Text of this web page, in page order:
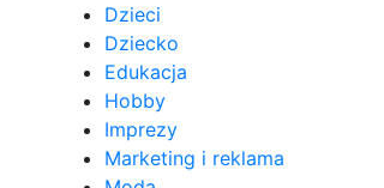
Dzieci
Dziecko
Edukacja
Hobby
Imprezy
Marketing i reklama